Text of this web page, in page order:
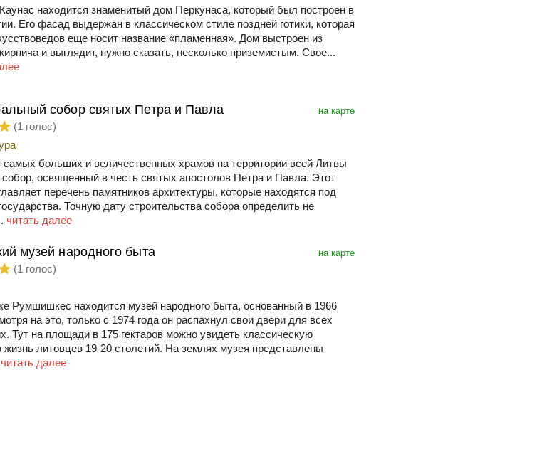
находится знаменитый дом Перкунаса, который был построен в
Его фасад выдержан в классическом стиле поздней готики, которая
еще носит название «пламенная». Дом выстроен из
и выглядит, нужно сказать, несколько приземистым. Свое...
на карте
собор святых Петра и Павла
(1 голос)
больших и величественных храмов на территории всей Литвы
собор, освященный в честь святых апостолов Петра и Павла. Этот
перечень памятников архитектуры, которые находятся под
Точную дату строительства собора определить не
читать далее
на карте
музей народного быта
(1 голос)
Румшишкес находится музей народного быта, основанный в 1966
на это, только с 1974 года он распахнул свои двери для всех
Тут на площади в 175 гектаров можно увидеть классическую
жизнь литовцев 19-20 столетий. На землях музея представлены
читать далее